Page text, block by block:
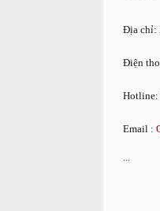
Địa chỉ:
Điện
Hotline:
Email :
...